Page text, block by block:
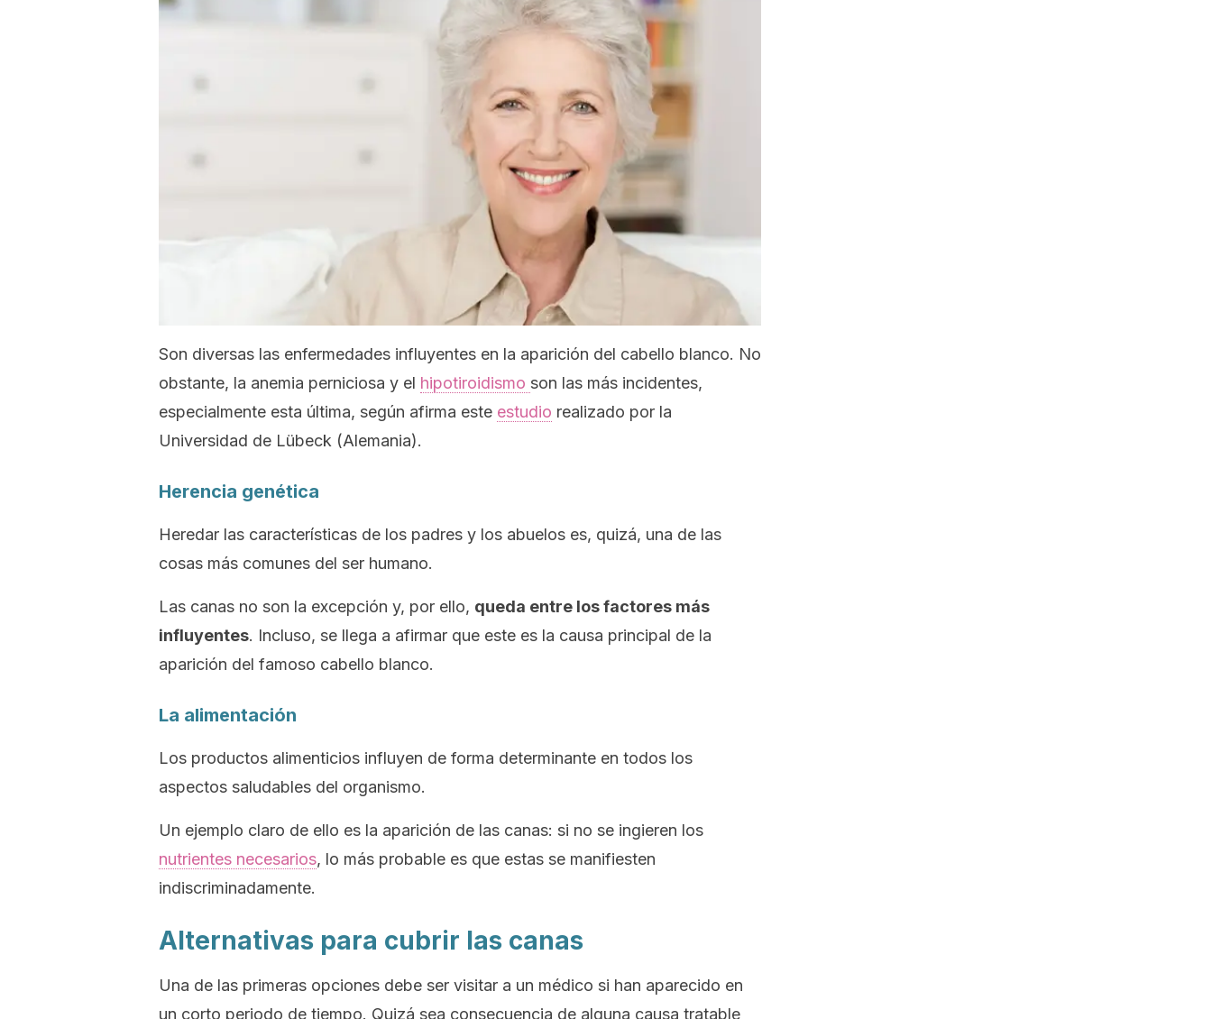
Son diversas las enfermedades influyentes en la aparición del cabello blanco. No
obstante, la anemia perniciosa y el hipotiroidismo son las más incidentes,
especialmente esta última, según afirma este estudio realizado por la
Universidad de Lübeck (Alemania).
Herencia genética
Heredar las características de los padres y los abuelos es, quizá, una de las
cosas más comunes del ser humano.
Las canas no son la excepción y, por ello, queda entre los factores más
influyentes. Incluso, se llega a afirmar que este es la causa principal de la
aparición del famoso cabello blanco.
La alimentación
Los productos alimenticios influyen de forma determinante en todos los
aspectos saludables del organismo.
Un ejemplo claro de ello es la aparición de las canas: si no se ingieren los
nutrientes necesarios, lo más probable es que estas se manifiesten
indiscriminadamente.
Alternativas para cubrir las canas
Una de las primeras opciones debe ser visitar a un médico si han aparecido en
un corto periodo de tiempo. Quizá sea consecuencia de alguna causa tratable